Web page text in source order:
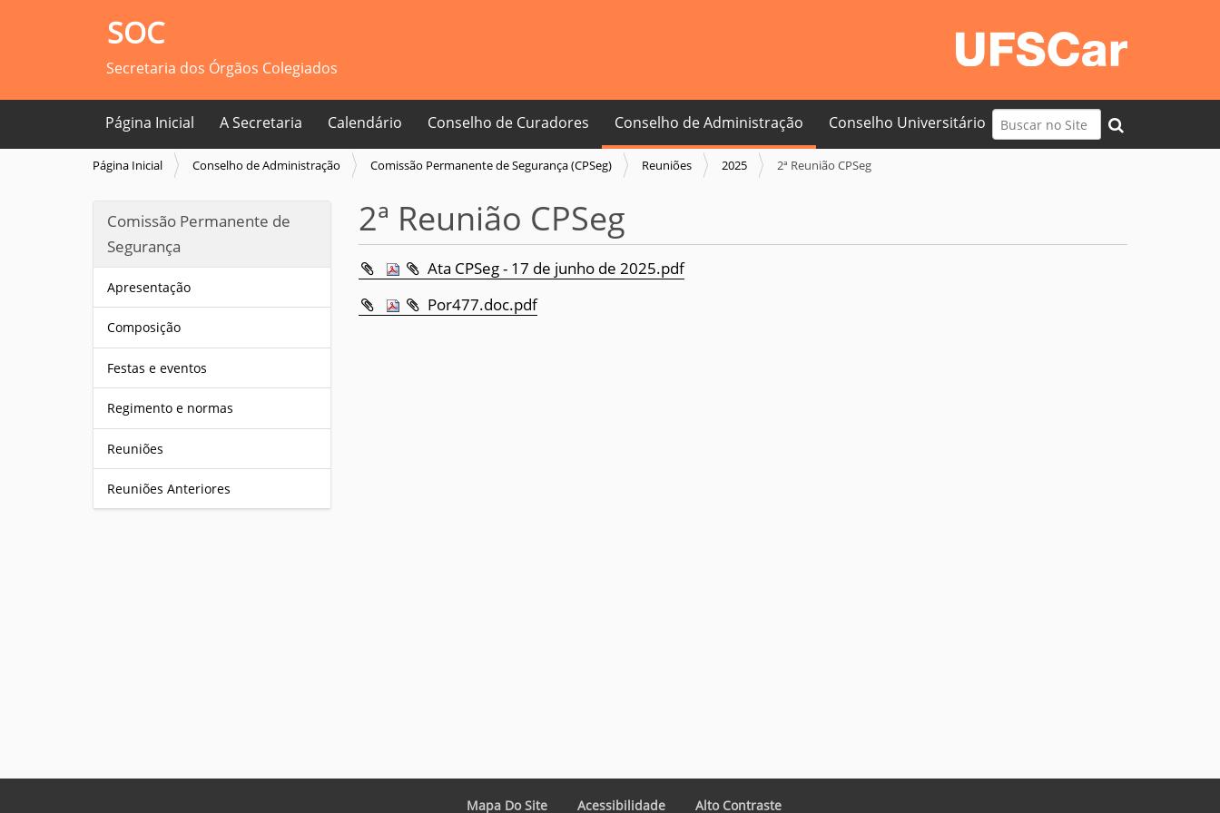
SOC
Secretaria dos Órgãos Colegiados
Busca
Busca Avançada…
Página Inicial A Secretaria Calendário Conselho de Curadores Conselho de Administração Conselho Universitário
V
:
Página Inicial Conselho de Administração Comissão Permanente de Segurança (CPSeg) Reuniões 2025 2ª Reunião CPSeg
Comissão Permanente de
Segurança
Apresentação
Composição
Festas e eventos
Regimento e normas
Reuniões
Reuniões Anteriores
2ª Reunião CPSeg
Ata CPSeg - 17 de junho de 2025.pdf
Por477.doc.pdf
Mapa Do Site Acessibilidade Alto Contraste